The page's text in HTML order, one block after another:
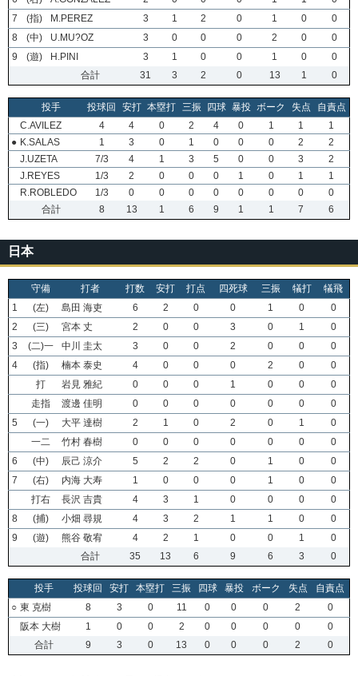
7
(指) M.PEREZ 3 1 2 0 1 0
0
8
(中) U.MU?OZ 3 0 0 0 2 0
0
9
(遊) H.PINI 3 1 0 0 1 0
0
合計
31 3 2 0 13 1 0
投手 投球回 安打 本塁打 三振 四球 暴投 ボーク 失点
自責点
C.AVILEZ
4 4 0 2 4 0 1 1
1
● K.SALAS 1 3 0 1 0 0 0 2
2
J.UZETA
7/3 4 1 3 5 0 0 3
2
J.REYES
1/3 2 0 0 0 1 0 1
1
R.ROBLEDO
1/3 0 0 0 0 0 0 0
0
合計
8 13 1 6 9 1 1 7 6
日本
守備 打者 打数 安打 打点 四死球 三振 犠打
犠飛
1
(左) 島田 海吏 6 2 0 0 1 0
0
2
(三) 宮本 丈 2 0 0 3 0 1
0
3
(二)一 中川 圭太 3 0 0 2 0 0
0
4
(指) 楠本 泰史 4 0 0 0 2 0
0
打
岩見 雅紀 0 0 0 1 0 0
0
走指
渡邊 佳明 0 0 0 0 0 0
0
5
(一) 大平 達樹 2 1 0 2 0 1
0
一二
竹村 春樹 0 0 0 0 0 0
0
6
(中) 辰己 涼介 5 2 2 0 1 0
0
7
(右) 内海 大寿 1 0 0 0 1 0
0
打右
長沢 吉貴 4 3 1 0 0 0
0
8
(捕) 小畑 尋規 4 3 2 1 1 0
0
9
(遊) 熊谷 敬宥 4 2 1 0 0 1
0
合計
35 13 6 9 6 3 0
投手 投球回 安打 本塁打 三振 四球 暴投 ボーク 失点
自責点
○ 東 克樹 8 3 0 11 0 0 0 2
0
阪本 大樹
1 0 0 2 0 0 0 0
0
合計
9 3 0 13 0 0 0 2 0